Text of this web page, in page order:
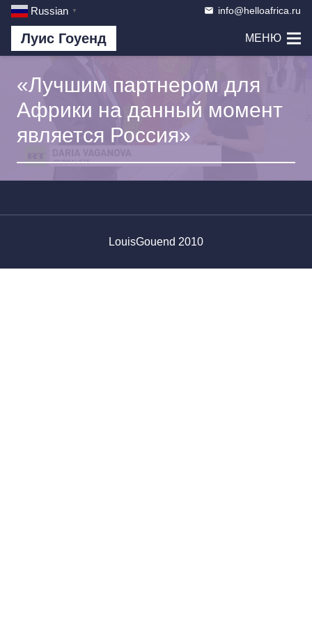
Russian ▼ email info@helloafrica.ru
Луис Гоуенд МЕНЮ
«Лучшим партнером для
Африки на данный момент
является Россия»
LouisGouend 2010